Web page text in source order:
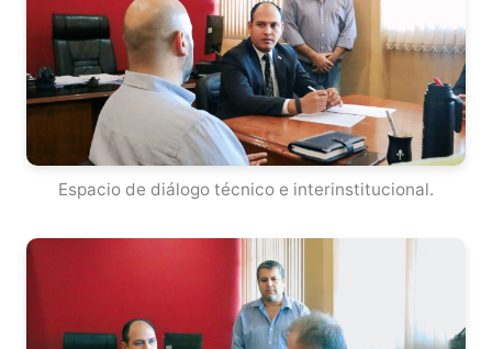
Espacio de diálogo técnico e interinstitucional.